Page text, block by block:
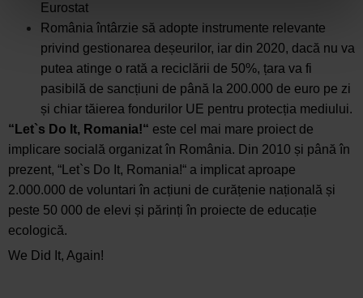
Eurostat
România întârzie să adopte instrumente relevante
privind gestionarea deșeurilor, iar din 2020, dacă nu va
putea atinge o rată a reciclării de 50%, țara va fi
pasibilă de sancțiuni de până la 200.000 de euro pe zi
și chiar tăierea fondurilor UE pentru protecția mediului.
“Let`s Do It, Romania!“ este cel mai mare proiect de
implicare socială organizat în România. Din 2010 și până în
prezent, “Let`s Do It, Romania!“ a implicat aproape
2.000.000 de voluntari în acțiuni de curățenie națională și
peste 50 000 de elevi și părinți în proiecte de educație
ecologică.
We Did It, Again!